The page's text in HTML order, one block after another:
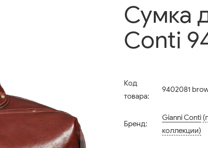
Сумка
Conti
Код
товара:
9402081
Бренд:
Gianni Conti
коллекции)